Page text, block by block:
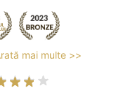
mai multe >>